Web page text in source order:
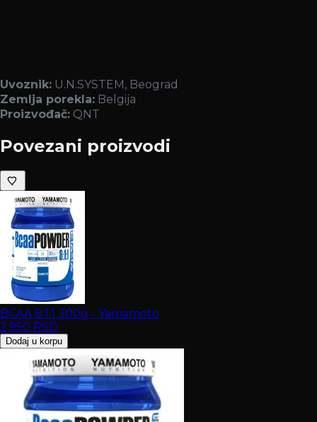
Uvoznik: U.N.SYSTEM, Beograd
Zemlja porekla: Belgija
Proizvođač: QNT
Povezani proizvodi
BCAA 8:1:1 300g - Yamamoto
2.950 RSD
Dodaj u korpu